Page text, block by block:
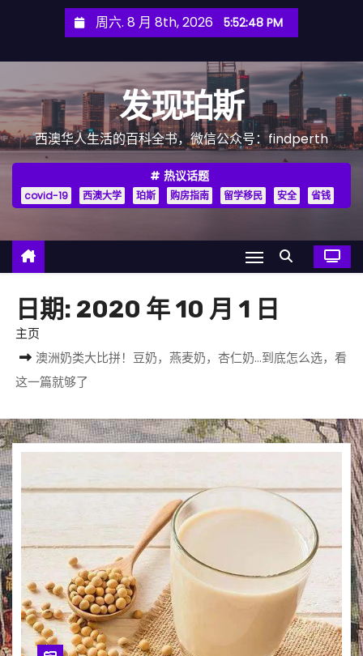
周六. 8 月 8th, 2026 5:52:49 PM
发现珀斯
西澳华人生活的百科全书，微信公众号：findperth
热议话题
covid-19 西澳大学 珀斯 购房指南 留学移民 安全 省钱
日期: 2020 年 10 月 1 日
主页
澳洲奶类大比拼！豆奶，燕麦奶，杏仁奶…到底怎么选，看
这一篇就够了